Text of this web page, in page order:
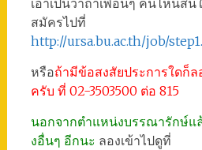
สมัครไปที่
http://ursa.bu.ac.th/job/
หรือถ้ามีข้อสงสัยประการใดก็
ครับ ที่ 02-3503500 ต่อ 815
นอกจากตำแหน่งบรรณารักษ์แ
งอื่นๆ อีกนะ ลองเข้าไปดูที่